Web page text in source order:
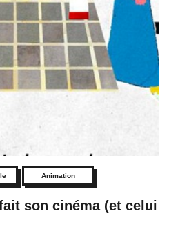
Animation
son cinéma (et celui